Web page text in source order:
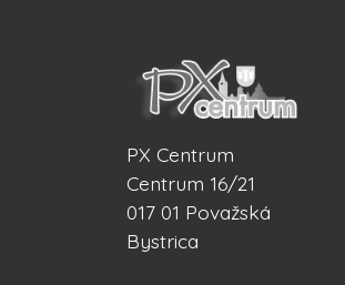
PX Centrum
Centrum 16/21
017 01 Považská
Bystrica